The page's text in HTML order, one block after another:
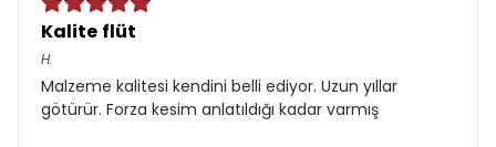
Kalite flüt
H.
Malzeme kalitesi kendini belli ediyor. Uzun yıllar
götürür. Forza kesim anlatıldığı kadar varmış